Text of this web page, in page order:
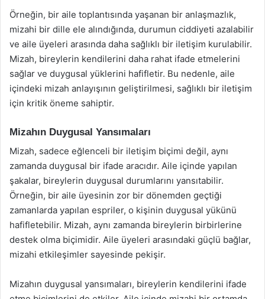
Örneğin, bir aile toplantısında yaşanan bir anlaşmazlık,
mizahi bir dille ele alındığında, durumun ciddiyeti azalabilir
ve aile üyeleri arasında daha sağlıklı bir iletişim kurulabilir.
Mizah, bireylerin kendilerini daha rahat ifade etmelerini
sağlar ve duygusal yüklerini hafifletir. Bu nedenle, aile
içindeki mizah anlayışının geliştirilmesi, sağlıklı bir iletişim
için kritik öneme sahiptir.
Mizahın Duygusal Yansımaları
Mizah, sadece eğlenceli bir iletişim biçimi değil, aynı
zamanda duygusal bir ifade aracıdır. Aile içinde yapılan
şakalar, bireylerin duygusal durumlarını yansıtabilir.
Örneğin, bir aile üyesinin zor bir dönemden geçtiği
zamanlarda yapılan espriler, o kişinin duygusal yükünü
hafifletebilir. Mizah, aynı zamanda bireylerin birbirlerine
destek olma biçimidir. Aile üyeleri arasındaki güçlü bağlar,
mizahi etkileşimler sayesinde pekişir.
Mizahın duygusal yansımaları, bireylerin kendilerini ifade